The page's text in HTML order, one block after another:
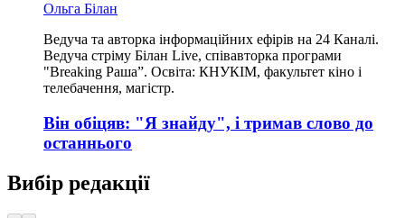
Ольга Білан
Ведуча та авторка інформаційних ефірів на 24 Каналі.
Ведуча стріму Білан Live, співавторка програми
"Breaking Раша”. Освіта: КНУКІМ, факультет кіно і
телебачення, магістр.
Він обіцяв: "Я знайду", і тримав слово до
останнього
Вибір редакції